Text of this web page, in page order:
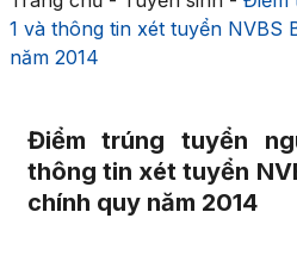
1 và thông tin xét tuyển NVBS
năm 2014
Điểm trúng tuyển
thông tin xét tuyển
chính quy năm 2014